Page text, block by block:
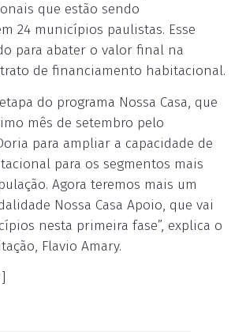
que estão sendo
24 municípios paulistas. Esse
para abater o valor final na
de financiamento habitacional.
do programa Nossa Casa, que
mês de setembro pelo
para ampliar a capacidade de
para os segmentos mais
Agora teremos mais um
Nossa Casa Apoio, que vai
nesta primeira fase”, explica o
Flavio Amary.